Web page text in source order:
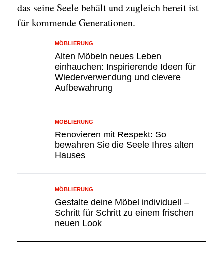
das seine Seele behält und zugleich bereit ist
für kommende Generationen.
Alten Möbeln neues Leben
einhauchen: Inspirierende Ideen für
Wiederverwendung und clevere
Aufbewahrung
MÖBLIERUNG
Renovieren mit Respekt: So
bewahren Sie die Seele Ihres alten
Hauses
MÖBLIERUNG
Gestalte deine Möbel individuell –
Schritt für Schritt zu einem frischen
neuen Look
MÖBLIERUNG